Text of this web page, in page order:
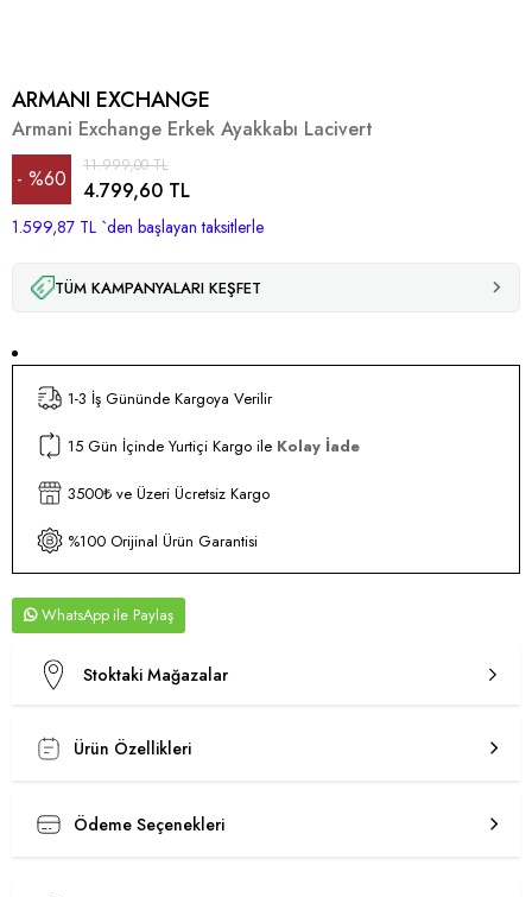
ARMANI EXCHANGE
Armani Exchange Erkek Ayakkabı Lacivert
%60
İndirim
11.999,00 TL
4.799,60 TL
1.599,87 TL `den başlayan taksitlerle
TÜM KAMPANYALARI KEŞFET
1-3 İş Gününde Kargoya Verilir
15 Gün İçinde Yurtiçi Kargo ile Kolay İade
3500₺ ve Üzeri Ücretsiz Kargo
%100 Orijinal Ürün Garantisi
WhatsApp
Stoktaki Mağazalar
Ürün Özellikleri
Ödeme Seçenekleri